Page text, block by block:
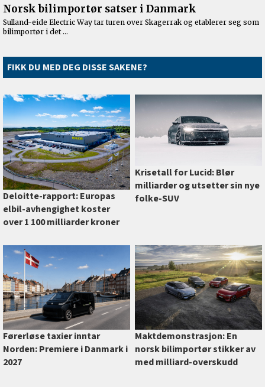
FIKK DU MED DEG DISSE SAKENE?
Deloitte-rapport: Europas
elbil-avhengighet koster
over 1 100 milliarder kroner
Krisetall for Lucid: Blør
milliarder og utsetter sin nye
folke-SUV
Førerløse taxier inntar
Norden: Premiere i Danmark i
2027
Maktdemonstrasjon: En
norsk bilimportør stikker av
med milliard-overskudd